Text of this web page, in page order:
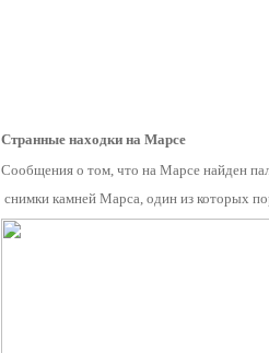
Странные находки на Марсе
Сообщения о том, что на Марсе найден
снимки камней Марса, один из которых